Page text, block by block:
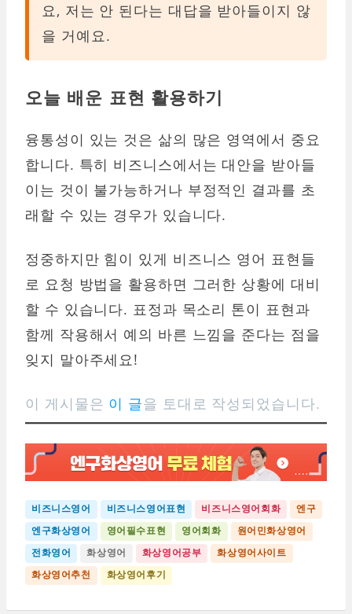
요, 저는 안 된다는 대답을 받아들이지 않
을 거예요.
오늘 배운 표현 활용하기
융통성이 있는 것은 삶의 많은 영역에서 중요
합니다. 특히 비즈니스에서는 대안을 받아들
이는 것이 불가능하거나 부정적인 결과를 초
래할 수 있는 경우가 있습니다.
정중하지만 힘이 있게 비즈니스 영어 표현들
로 요청 방법을 활용하면 그러한 상황에 대비
할 수 있습니다. 표정과 목소리 톤이 표현과
함께 작용해서 예의 바른 느낌을 준다는 점을
잊지 말아주세요!
이 게시물은 이 글을 토대로 작성되었습니다.
비즈니스영어 비즈니스영어표현 비즈니스영어회화
엔구
엔구화상영어
영어필수표현 영어회화
원어민화상영어
전화영어
화상영어 화상영어공부
화상영어사이트
화상영어추천
화상영어후기